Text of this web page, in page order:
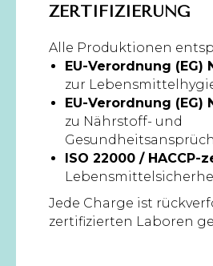
ZERTIFIZIERUNG
Alle Produktionen
EU-Verordnung (EG)
zur
EU-Verordnung (EG)
zu Nährstoff- und
ISO 22000 /
Jede Charge ist
zertifizierten Laboren